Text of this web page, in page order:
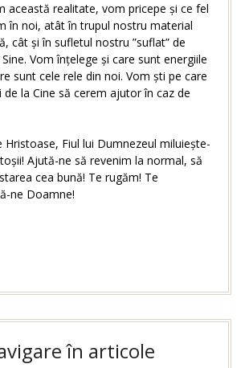
această realitate, vom pricepe și ce fel
în noi, atât în trupul nostru material
cât și în sufletul nostru ”suflat” de
Vom înțelege și care sunt energiile
sunt cele rele din noi. Vom ști pe care
de la Cine să cerem ajutor în caz de
Hristoase, Fiul lui Dumnezeul miluiește-
Ajută-ne să revenim la normal, să
cea bună! Te rugăm! Te
ne Doamne!
în articole